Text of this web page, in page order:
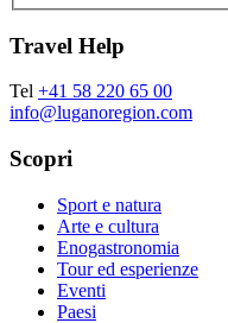
Travel Help
Tel +41 58 220 65 00
info@luganoregion.com
Scopri
Sport e natura
Arte e cultura
Enogastronomia
Tour ed esperienze
Eventi
Paesi